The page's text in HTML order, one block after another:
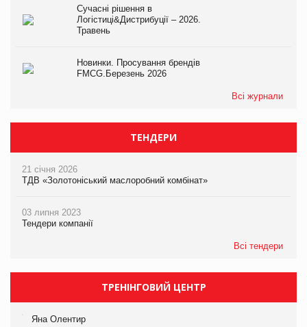
Сучасні рішення в
Логістиці&Дистрибуції – 2026.
Травень
Новинки. Просування брендів
FMCG.Березень 2026
Всі журнали
ТЕНДЕРИ
21 січня 2026
ТДВ «Золотоніський маслоробний комбінат»
03 липня 2023
Тендери компанії
Всі тендери
ТРЕНІНГОВИЙ ЦЕНТР
Яна Олентир